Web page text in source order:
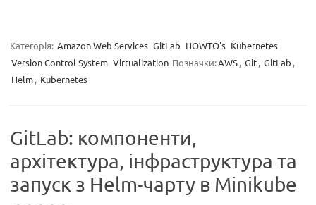
Категорія: Amazon Web Services GitLab HOWTO's Kubernetes
Version Control System Virtualization Позначки:AWS, Git, GitLab ,
Helm, Kubernetes
GitLab: компоненти,
архітектура, інфраструктура та
запуск з Helm-чарту в Minikube